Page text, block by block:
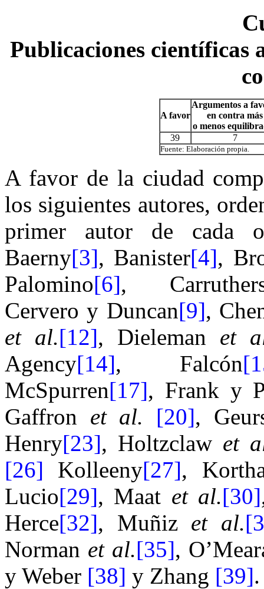
Publicaciones científicas
A favor
Argumentos a
en contra más
o menos
39
7
Fuente: Elaboración propia.
A favor de la ciudad
los siguientes autores,
primer autor de cada
Baerny[3], Banister[4],
Palomino[6],
Cervero y Duncan[9],
et al.[12], Dieleman et
Agency[14], Falcón
McSpurren[17], Frank y
Gaffron et al. [20],
Henry[23], Holtzclaw et
[26] Kolleeny[27],
Lucio[29], Maat et al.[30]
Herce[32], Muñiz et al.
Norman et al.[35],
y Weber [38] y Zhang [39].